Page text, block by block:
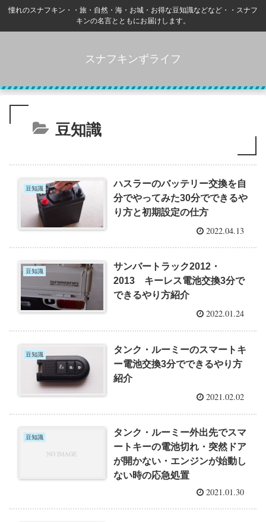
憧れのスナフキン・・旅・自然・海・お城・お得な豆知識などなど・・スナフ
キンの名言とともにお届けします。
スナフキンずライフ
豆知識
豆知識
ハスラーのバッテリー交換を自
分でやってみた30分でできるや
り方と初期設定の仕方
2022.04.13
豆知識
サンバートラック2012・
2013 キーレス電池交換3分で
できるやり方紹介
2022.01.24
豆知識
タンク・ルーミーのスマートキ
ー電池交換3分でできるやり方
紹介
2021.02.02
豆知識
タンク・ルーミー外出先でスマ
ートキーの電池切れ・突然ドア
が開かない・エンジンが始動し
ない時の応急処置
2021.01.30